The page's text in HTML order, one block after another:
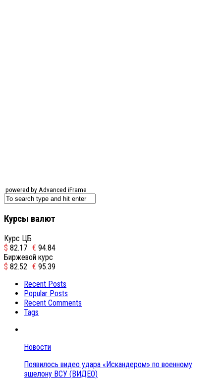
powered by Advanced iFrame
Курсы валют
Курс ЦБ
$ 82.17 € 94.84
Биржевой курс
$ 82.52 € 95.39
Recent Posts
Popular Posts
Recent Comments
Tags
Новости
Появилось видео удара «Искандером» по военному
эшелону ВСУ (ВИДЕО)